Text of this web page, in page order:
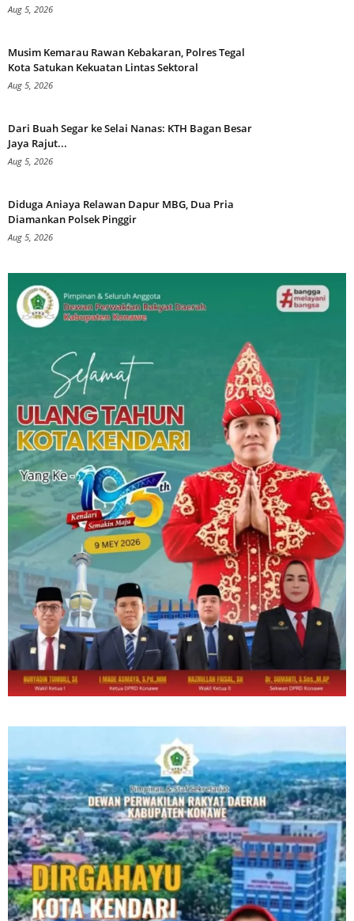
Aug 5, 2026
Musim Kemarau Rawan Kebakaran, Polres Tegal
Kota Satukan Kekuatan Lintas Sektoral
Aug 5, 2026
Dari Buah Segar ke Selai Nanas: KTH Bagan Besar
Jaya Rajut...
Aug 5, 2026
Diduga Aniaya Relawan Dapur MBG, Dua Pria
Diamankan Polsek Pinggir
Aug 5, 2026